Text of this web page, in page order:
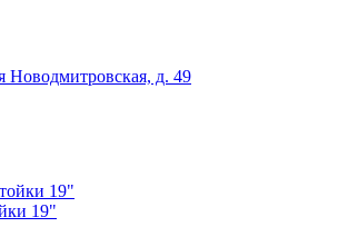
Новодмитровская, д. 49
19"